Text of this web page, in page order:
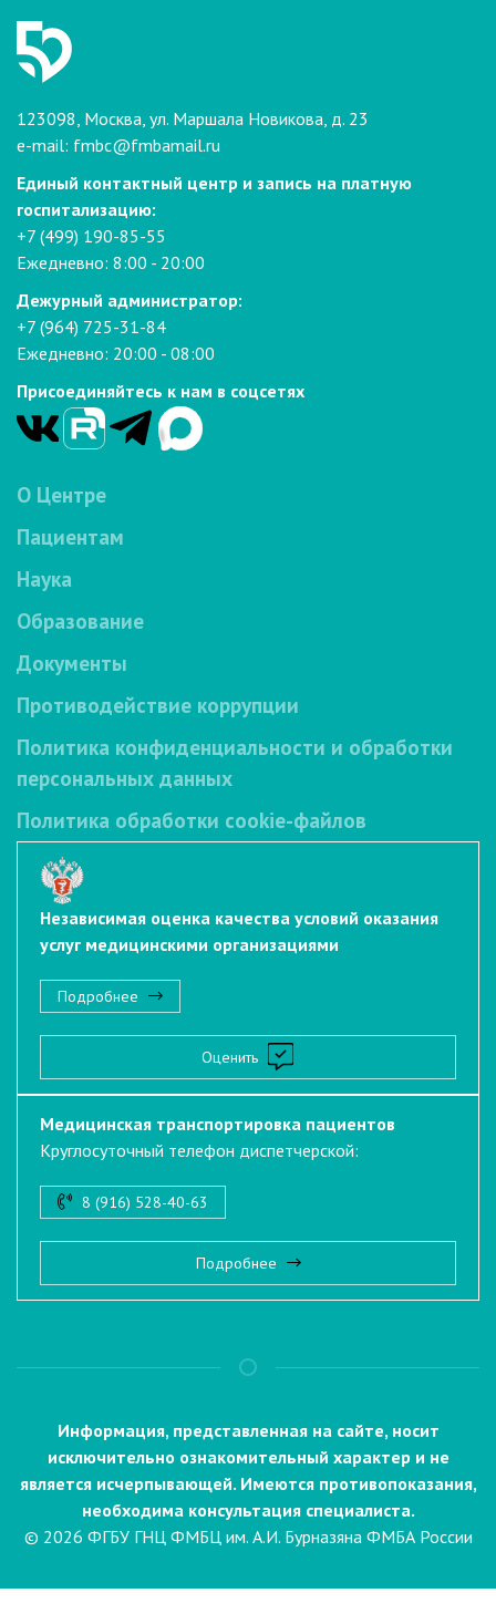
123098, Москва, ул. Маршала Новикова, д. 23
e-mail: fmbc@fmbamail.ru
Единый контактный центр и запись на платную
госпитализацию:
+7 (499) 190-85-55
Ежедневно: 8:00 - 20:00
Дежурный администратор:
+7 (964) 725-31-84
Ежедневно: 20:00 - 08:00
Присоединяйтесь к нам в соцсетях
О Центре
Пациентам
Наука
Образование
Документы
Противодействие коррупции
Политика конфиденциальности и обработки
персональных данных
Политика обработки cookie-файлов
Независимая оценка качества условий оказания
услуг медицинскими организациями
Подробнее
Оценить
Медицинская транспортировка пациентов
Круглосуточный телефон диспетчерской:
8 (916) 528-40-63
Подробнее
Информация, представленная на сайте, носит
исключительно ознакомительный характер и не
является исчерпывающей. Имеются противопоказания,
необходима консультация специалиста.
© 2026 ФГБУ ГНЦ ФМБЦ им. А.И. Бурназяна ФМБА России